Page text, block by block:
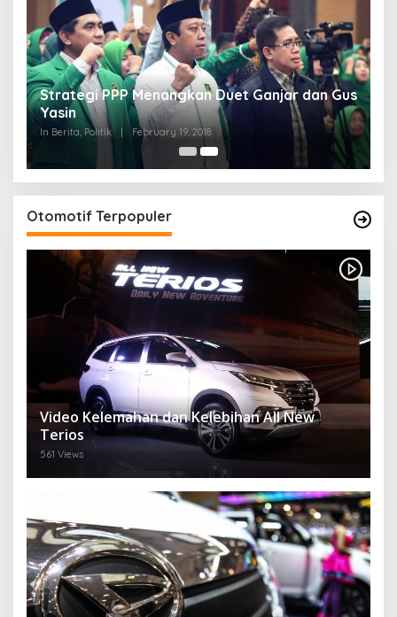
Strategi PPP Menangkan Duet Ganjar dan Gus
Yasin
In Berita, Politik | February 19, 2018
Otomotif Terpopuler
Video Kelemahan dan Kelebihan All New
Terios
561 Views